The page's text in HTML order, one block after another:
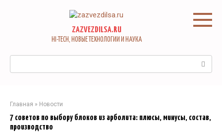
ZAZVEZDILSA.RU
HI-TECH, НОВЫЕ ТЕХНОЛОГИИ И НАУКА
Главная » Новости
7 советов по выбору блоков из арболита: плюсы, минусы, состав,
производство